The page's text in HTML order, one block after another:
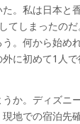
。私は日本と
てしまったの
。何から始め
に初めて1人
か。ディズニ
地での宿泊先